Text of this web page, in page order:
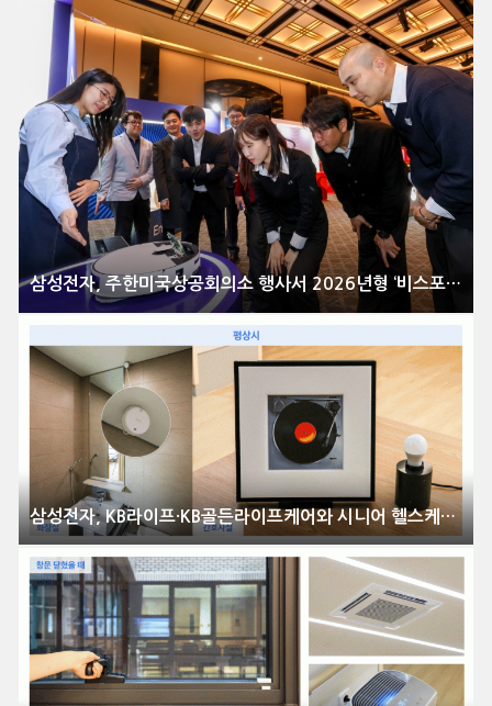
삼성전자, 주한미국상공회의소 행사서 2026년형 ‘비스포크 AI 스팀’ 로봇청소기 시연
삼성전자, KB라이프·KB골든라이프케어와 시니어 헬스케어 혁신 선도